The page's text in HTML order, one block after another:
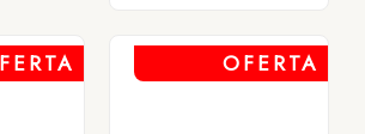
OFERTA